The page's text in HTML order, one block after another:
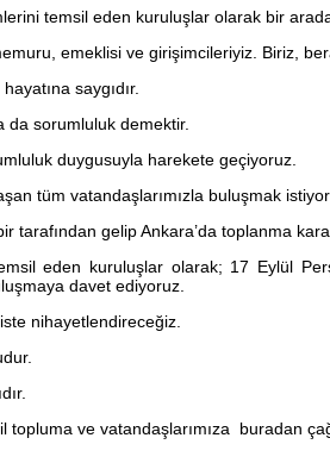
temsil eden kuruluşlar olarak bir
emeklisi ve girişimcileriyiz. Biriz,
saygıdır.
da sorumluluk demektir.
duygusuyla harekete geçiyoruz.
tüm vatandaşlarımızla buluşmak
gelip Ankara’da toplanma
eden kuruluşlar olarak; 17 Eylül
davet ediyoruz.
nihayetlendireceğiz.
ve vatandaşlarımıza buradan